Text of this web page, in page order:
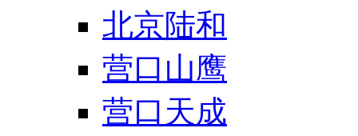
北京陆和
营口山鹰
营口天成